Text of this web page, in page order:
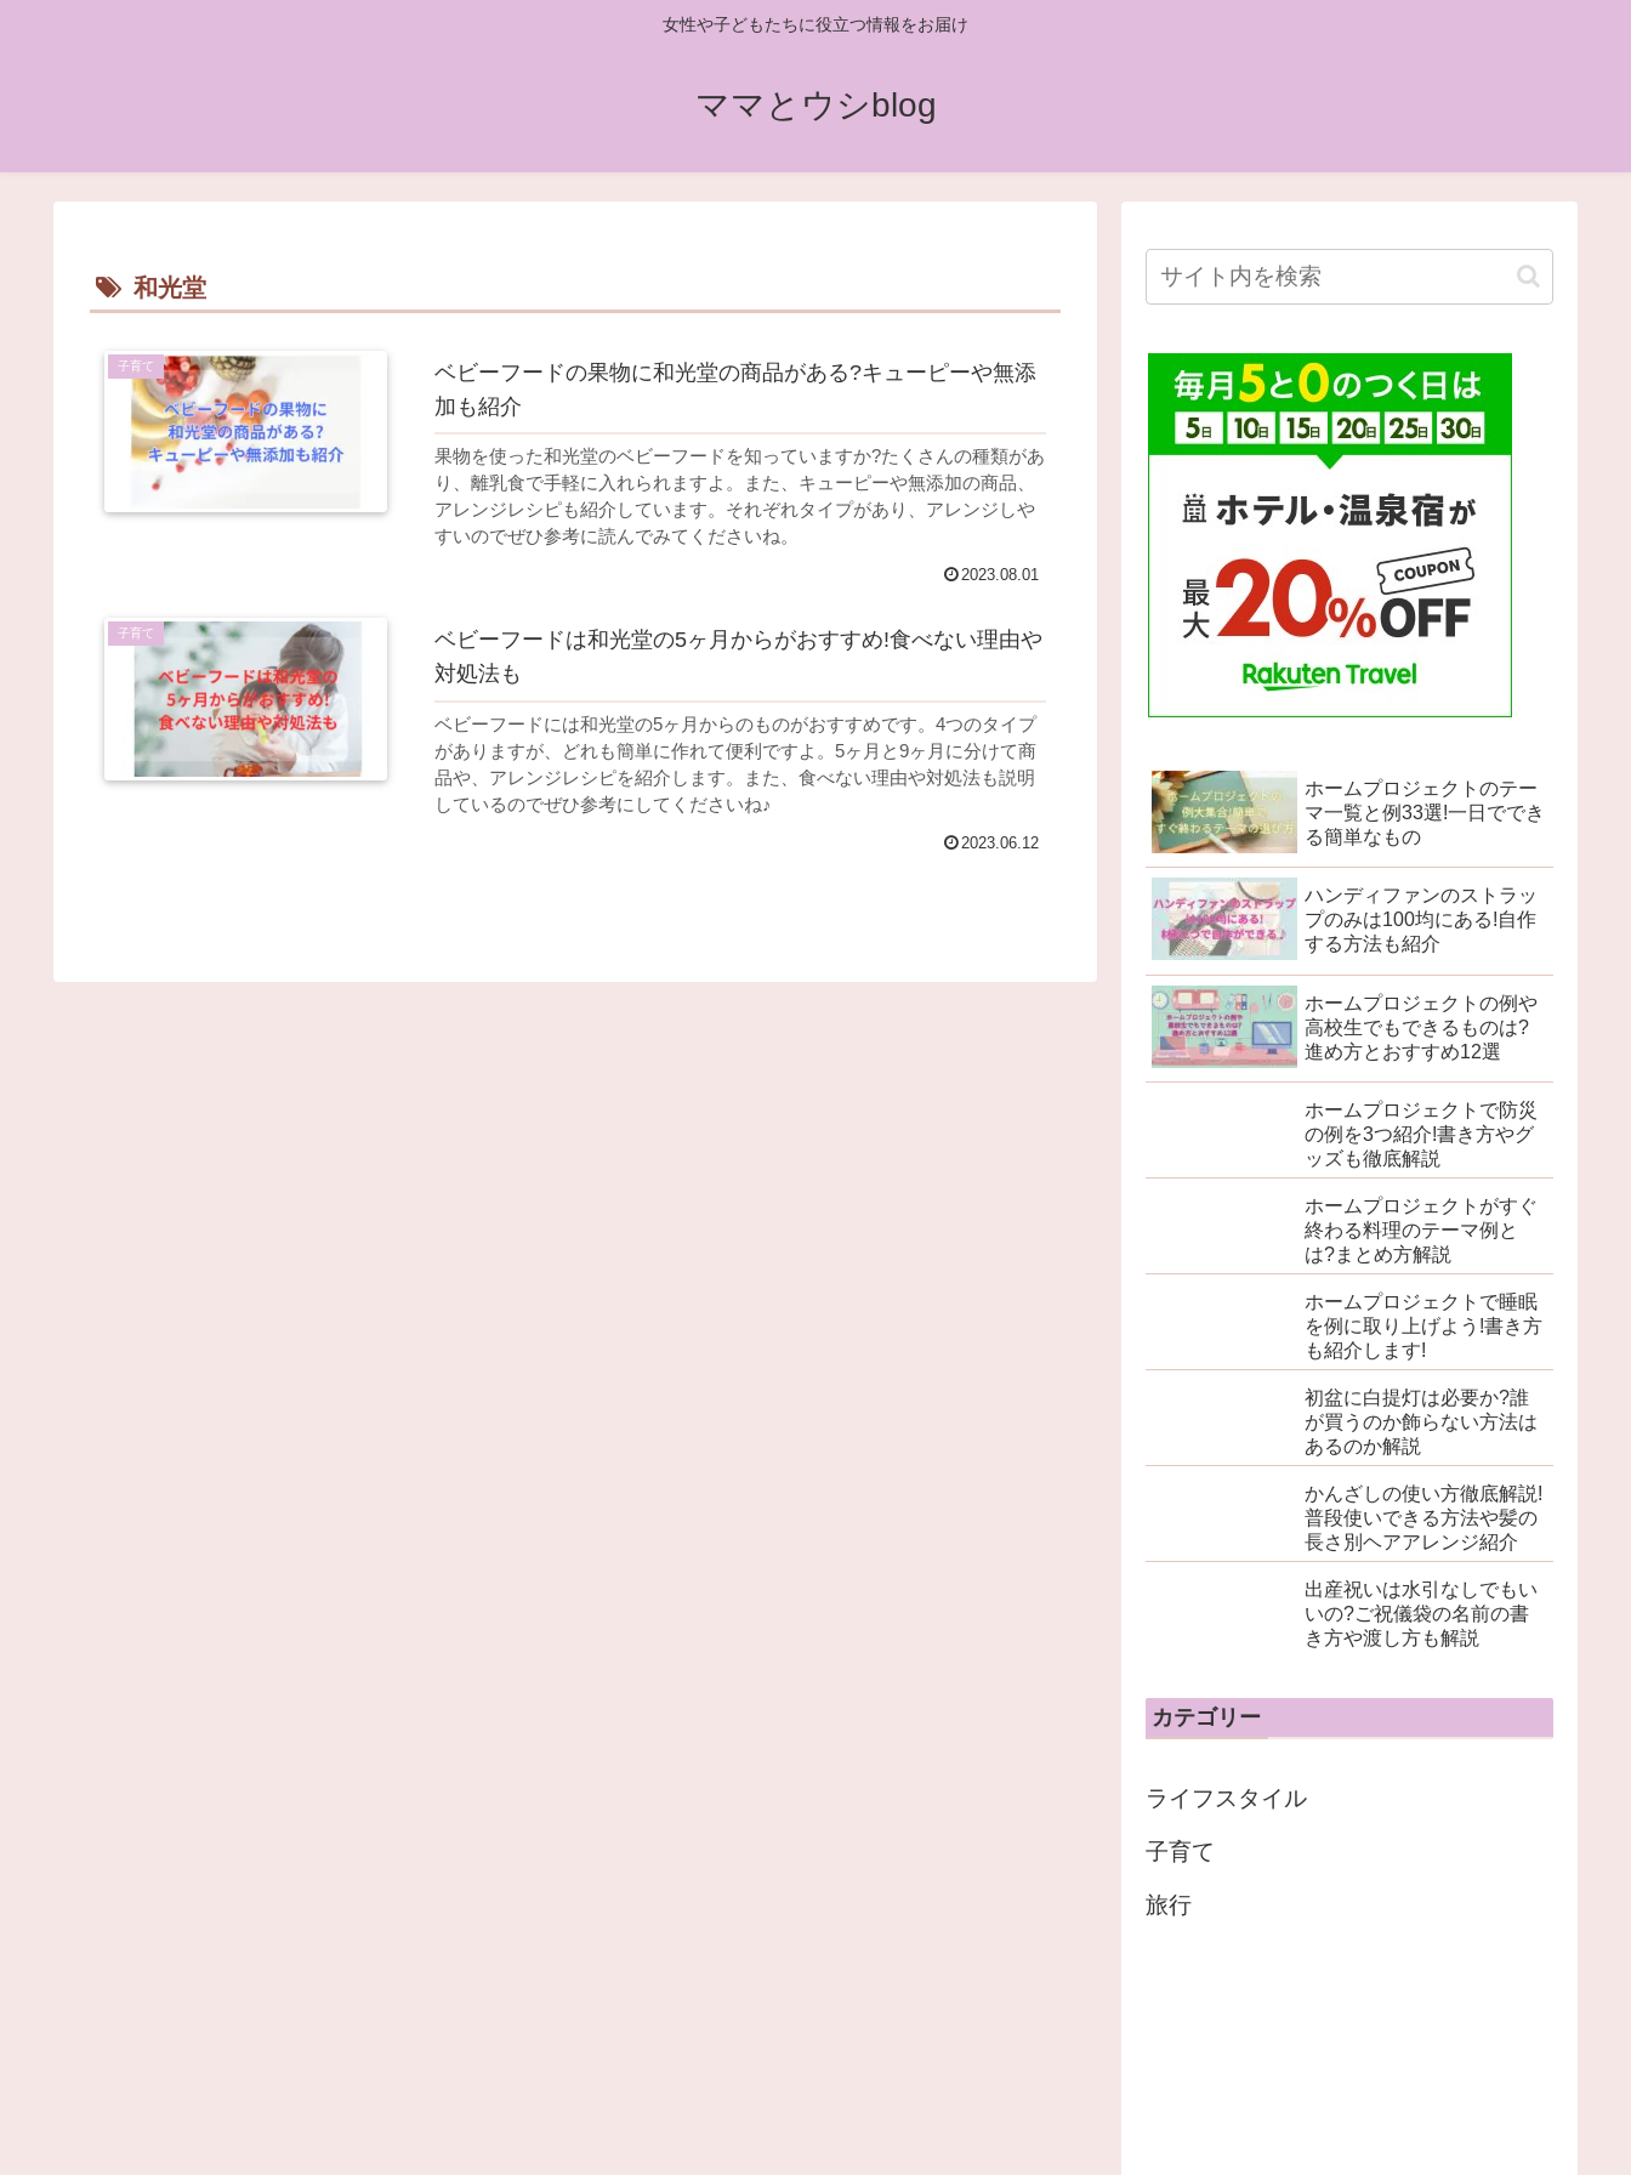
女性や子どもたちに役立つ情報をお届け
ママとウシblog
和光堂
子育て
ベビーフードの果物に和光堂の商品がある?キューピーや無添
加も紹介
果物を使った和光堂のベビーフードを知っていますか?たくさんの種類があ
り、離乳食で手軽に入れられますよ。また、キューピーや無添加の商品、
アレンジレシピも紹介しています。それぞれタイプがあり、アレンジしや
すいのでぜひ参考に読んでみてくださいね。
2023.08.01
子育て
ベビーフードは和光堂の5ヶ月からがおすすめ!食べない理由や
対処法も
ベビーフードには和光堂の5ヶ月からのものがおすすめです。4つのタイプ
がありますが、どれも簡単に作れて便利ですよ。5ヶ月と9ヶ月に分けて商
品や、アレンジレシピを紹介します。また、食べない理由や対処法も説明
しているのでぜひ参考にしてくださいね♪
2023.06.12
ホームプロジェクトのテー
マ一覧と例33選!一日ででき
る簡単なもの
ハンディファンのストラッ
プのみは100均にある!自作
する方法も紹介
ホームプロジェクトの例や
高校生でもできるものは?
進め方とおすすめ12選
ホームプロジェクトで防災
の例を3つ紹介!書き方やグ
ッズも徹底解説
ホームプロジェクトがすぐ
終わる料理のテーマ例と
は?まとめ方解説
ホームプロジェクトで睡眠
を例に取り上げよう!書き方
も紹介します!
初盆に白提灯は必要か?誰
が買うのか飾らない方法は
あるのか解説
かんざしの使い方徹底解説!
普段使いできる方法や髪の
長さ別ヘアアレンジ紹介
出産祝いは水引なしでもい
いの?ご祝儀袋の名前の書
き方や渡し方も解説
カテゴリー
ライフスタイル
子育て
旅行